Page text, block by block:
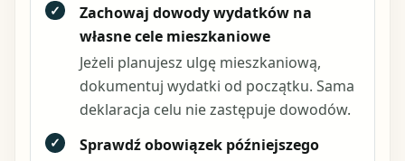
✓
Zachowaj dowody wydatków na
własne cele mieszkaniowe
Jeżeli planujesz ulgę mieszkaniową,
dokumentuj wydatki od początku. Sama
deklaracja celu nie zastępuje dowodów.
✓
Sprawdź obowiązek późniejszego